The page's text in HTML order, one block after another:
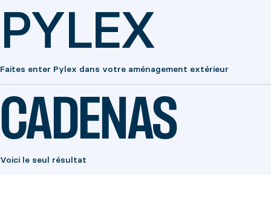
PYLEX
Faites enter Pylex dans votre aménagement extérieur
CADENAS
Voici le seul résultat